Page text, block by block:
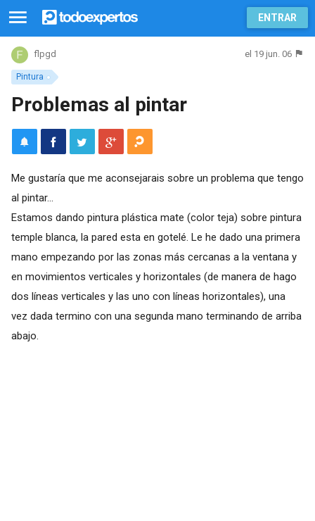
ENTRAR
Pintura
flpgd el 19 jun. 06
Problemas al pintar
Me gustaría que me aconsejarais sobre un problema que tengo
al pintar...
Estamos dando pintura plástica mate (color teja) sobre pintura
temple blanca, la pared esta en gotelé. Le he dado una primera
mano empezando por las zonas más cercanas a la ventana y
en movimientos verticales y horizontales (de manera de hago
dos líneas verticales y las uno con líneas horizontales), una
vez dada termino con una segunda mano terminando de arriba
abajo.